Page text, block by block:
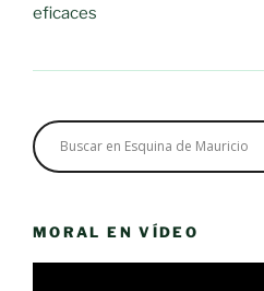
eficaces
MORAL EN VÍDEO